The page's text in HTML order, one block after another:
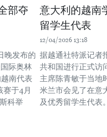
部夺
晚发布的
际奥林
南代表
赛于4月
科举
意大利的越南
留学生代表
12/04/2026 13:18
据越通社特派记者
共和国进行正式访
主席陈青敏于当地
米兰市会见了在意
及优秀留学生代表。